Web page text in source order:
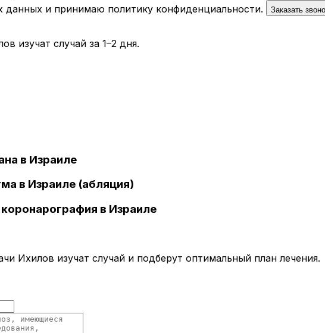
данных и принимаю политику конфиденциальности. Заказать
изучат случай за 1–2 дня.
в Израиле
в Израиле (абляция)
в Израиле
Ихилов изучат случай и подберут оптимальный план лечения.